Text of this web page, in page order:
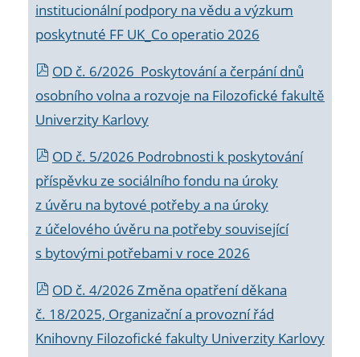
institucionální podpory na vědu a výzkum
poskytnuté FF UK_Co operatio 2026
OD č. 6/2026 Poskytování a čerpání dnů
osobního volna a rozvoje na Filozofické fakultě
Univerzity Karlovy
OD č. 5/2026 Podrobnosti k poskytování
příspěvku ze sociálního fondu na úroky
z úvěru na bytové potřeby a na úroky
z účelového úvěru na potřeby související
s bytovými potřebami v roce 2026
OD č. 4/2026 Změna opatření děkana
č. 18/2025, Organizační a provozní řád
Knihovny Filozofické fakulty Univerzity Karlovy